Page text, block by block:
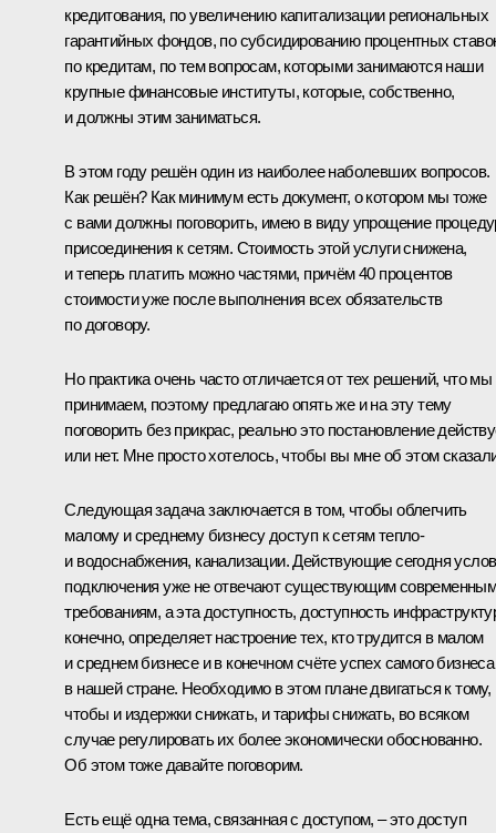
кредитования, по увеличению капитализации региональных
гарантийных фондов, по субсидированию процентных
по кредитам, по тем вопросам, которыми занимаются наши
крупные финансовые институты, которые, собственно,
и должны этим заниматься.
В этом году решён один из наиболее наболевших вопросов.
Как решён? Как минимум есть документ, о котором мы тоже
с вами должны поговорить, имею в виду упрощение
присоединения к сетям. Стоимость этой услуги снижена,
и теперь платить можно частями, причём 40 процентов
стоимости уже после выполнения всех обязательств
по договору.
Но практика очень часто отличается от тех решений, что мы
принимаем, поэтому предлагаю опять же и на эту тему
поговорить без прикрас, реально это постановление
или нет. Мне просто хотелось, чтобы вы мне об этом
Следующая задача заключается в том, чтобы облегчить
малому и среднему бизнесу доступ к сетям тепло-
и водоснабжения, канализации. Действующие сегодня
подключения уже не отвечают существующим
требованиям, а эта доступность, доступность
конечно, определяет настроение тех, кто трудится в малом
и среднем бизнесе и в конечном счёте успех самого бизнеса
в нашей стране. Необходимо в этом плане двигаться к тому,
чтобы и издержки снижать, и тарифы снижать, во всяком
случае регулировать их более экономически обоснованно.
Об этом тоже давайте поговорим.
Есть ещё одна тема, связанная с доступом, – это доступ